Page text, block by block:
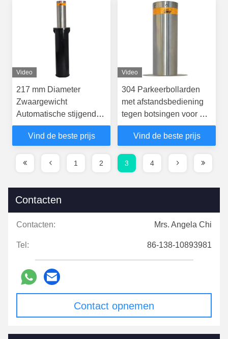
Video
217 mm Diameter
Zwaargewicht
Automatische stijgende
bollarden Stalen
bollardenpost
Vind de beste prijs
Video
304 Parkeerbollarden
met afstandsbediening
tegen botsingen voor de
veiligheid
Vind de beste prijs
1 2 3 4
Contacten
Contacten: Mrs. Angela Chi
Tel: 86-138-10893981
Contact opnemen